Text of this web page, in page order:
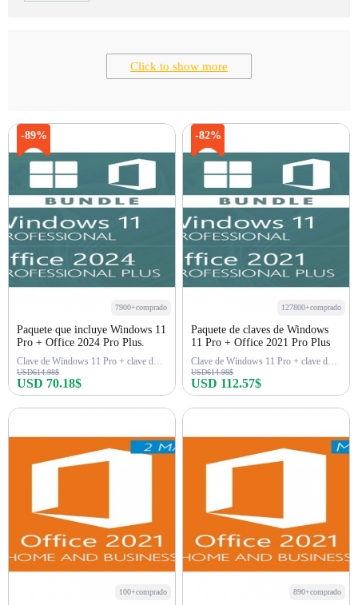
Click to show more
-89%
7900+comprado
Paquete que incluye Windows 11
Pro + Office 2024 Pro Plus.
Clave de Windows 11 Pro + clave de Office 2024 Pro Plus
USD614.98$
USD 70.18$
-82%
127800+comprado
Paquete de claves de Windows
11 Pro + Office 2021 Pro Plus
Clave de Windows 11 Pro + clave de Office 2021 Pro
USD614.98$
USD 112.57$
100+comprado 890+comprado